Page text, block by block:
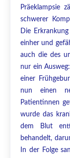
Präeklampsie
schwerer
Die
einher und
auch die des
nur ein
einer
nun einen
Patientinnen
wurde das
dem Blut
behandelt,
In der Folge